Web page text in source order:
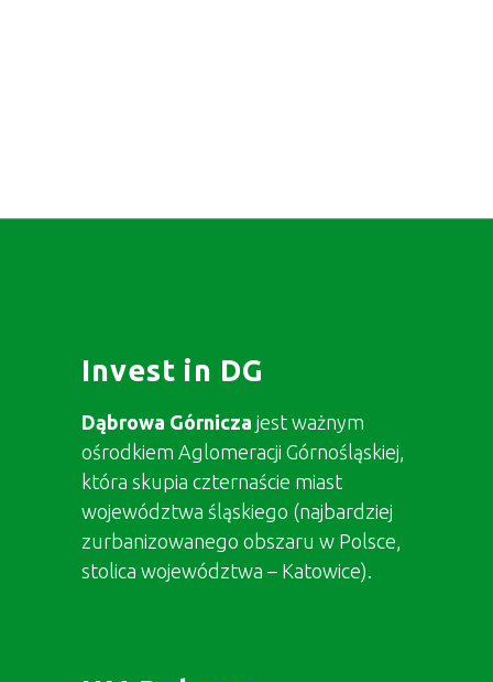
Invest in DG
Dąbrowa Górnicza jest ważnym
ośrodkiem Aglomeracji Górnośląskiej,
która skupia czternaście miast
województwa śląskiego (najbardziej
zurbanizowanego obszaru w Polsce,
stolica województwa – Katowice).